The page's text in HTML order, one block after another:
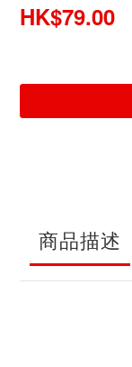
HK$79.00
商品描述